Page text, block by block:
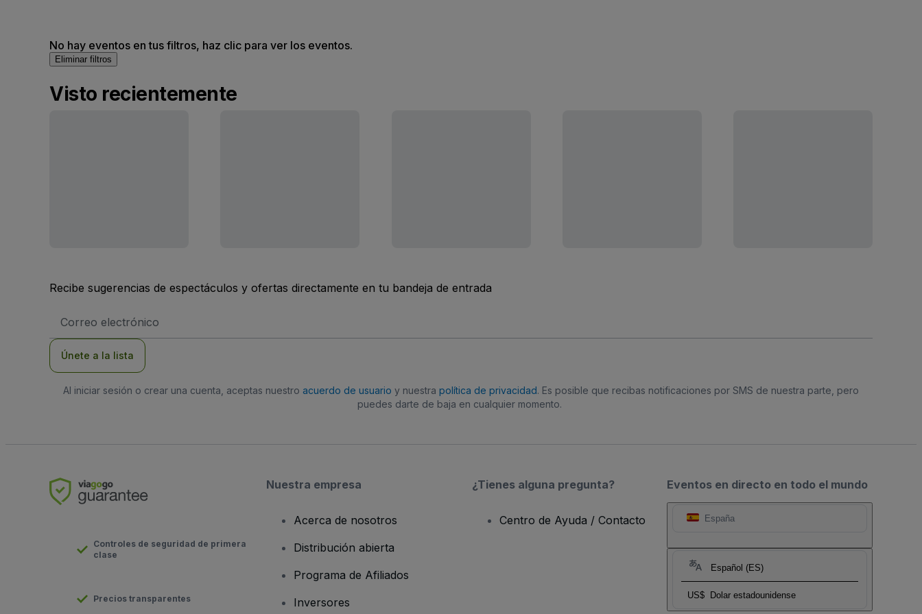
No hay eventos en tus filtros, haz clic para ver los eventos.
Eliminar filtros
Visto recientemente
Recibe sugerencias de espectáculos y ofertas directamente en tu bandeja de entrada
de
Únete a la lista
Al iniciar sesión o crear una cuenta, aceptas nuestro acuerdo de usuario y nuestra política de privacidad. Es posible que recibas notificaciones por SMS de nuestra parte, pero
puedes darte de baja en cualquier momento.
Eventos en directo en todo el mundo
España
Español (ES)
US$ Dolar estadounidense
Controles de seguridad de primera
clase
Precios transparentes
Nuestra empresa
Acerca de nosotros
Distribución abierta
Programa de Afiliados
Inversores
¿Tienes alguna pregunta?
Centro de Ayuda / Contacto